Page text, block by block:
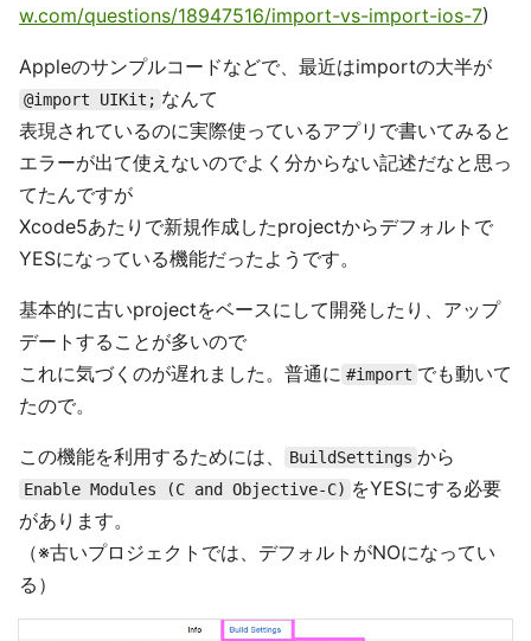
w.com/questions/18947516/import-vs-import-ios-7)
Appleのサンプルコードなどで、最近はimportの大半が
@import UIKit; なんて
表現されているのに実際使っているアプリで書いてみると
エラーが出て使えないのでよく分からない記述だなと思っ
てたんですが
Xcode5あたりで新規作成したprojectからデフォルトで
YESになっている機能だったようです。
基本的に古いprojectをベースにして開発したり、アップ
デートすることが多いので
これに気づくのが遅れました。普通に #import でも動いて
たので。
この機能を利用するためには、 BuildSettings から
Enable Modules (C and Objective-C) をYESにする必要
があります。
（※古いプロジェクトでは、デフォルトがNOになってい
る）